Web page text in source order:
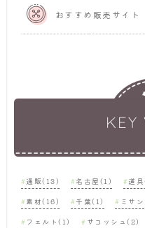
おすすめ販売サイト
KEY
通販(13) 名古屋(1) 道
素材(16) 千葉(1) ミサ
フェルト(1) サコッシュ(2)